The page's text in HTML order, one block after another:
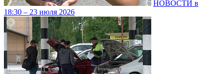
НОВОСТИ в
18:30 – 23 июля 2026